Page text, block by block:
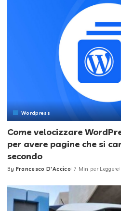
Wordpress
Come velocizzare
per avere pagine che si
secondo
Posted
By Francesco D'Accico 7 Min per Leggere